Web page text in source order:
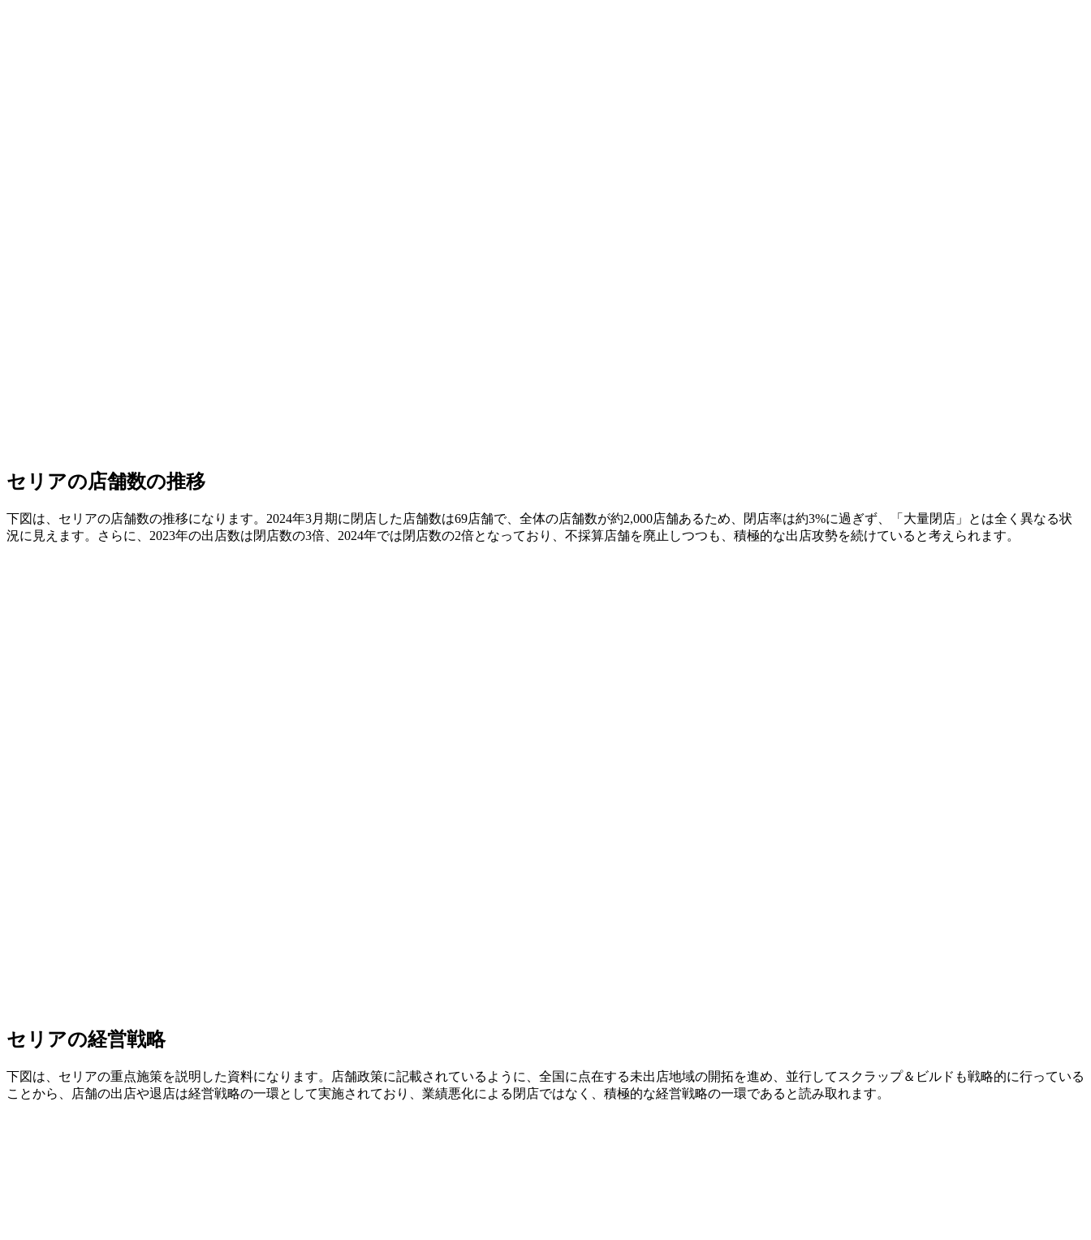
セリアの店舗数の推移
下図は、セリアの店舗数の推移になります。2024年3月期に閉店した店舗数は69店舗で、全体の店舗数が約2,000店舗あるため、閉店率は約3%に過ぎず、「大量閉店」とは全く異なる状
況に見えます。さらに、2023年の出店数は閉店数の3倍、2024年では閉店数の2倍となっており、不採算店舗を廃止しつつも、積極的な出店攻勢を続けていると考えられます。
セリアの経営戦略
下図は、セリアの重点施策を説明した資料になります。店舗政策に記載されているように、全国に点在する未出店地域の開拓を進め、並行してスクラップ＆ビルドも戦略的に行っている
ことから、店舗の出店や退店は経営戦略の一環として実施されており、業績悪化による閉店ではなく、積極的な経営戦略の一環であると読み取れます。